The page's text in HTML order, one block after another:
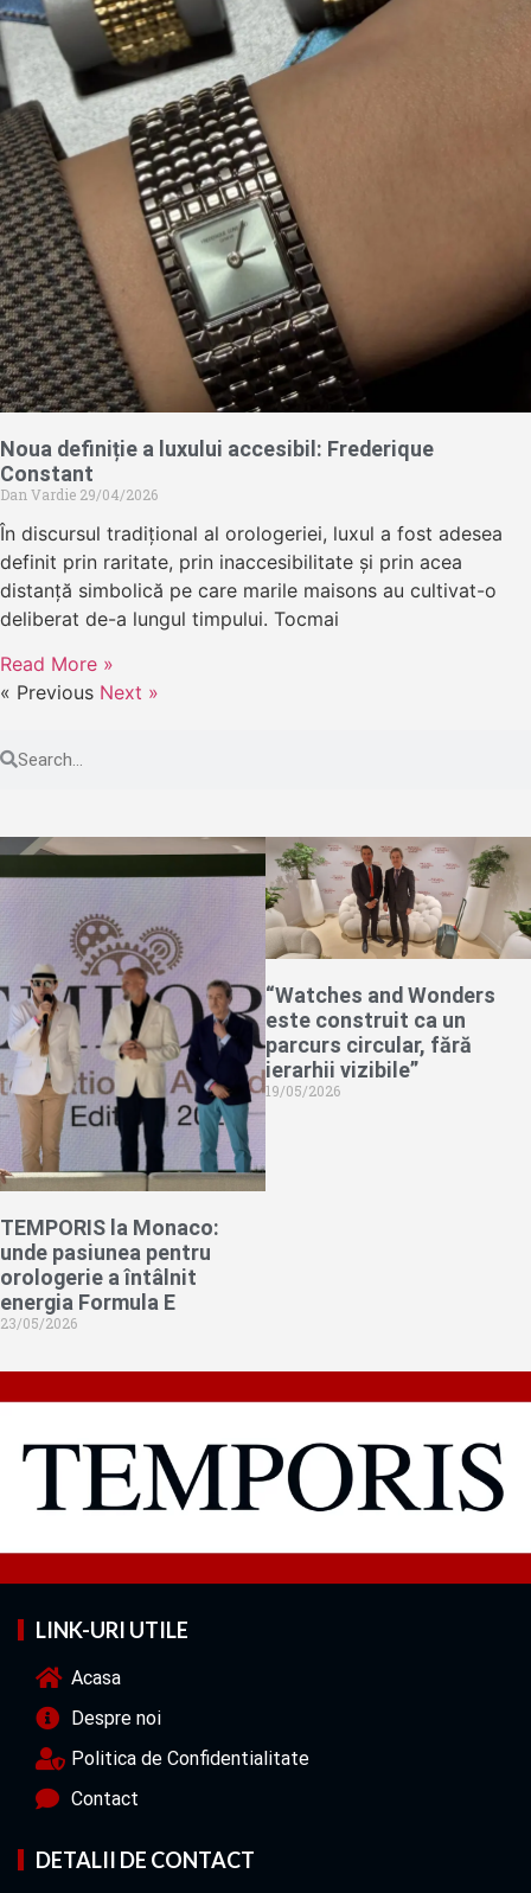
Noua definiție a luxului accesibil: Frederique
Constant
Dan Vardie 29/04/2026
În discursul tradițional al orologeriei, luxul a fost adesea
definit prin raritate, prin inaccesibilitate și prin acea
distanță simbolică pe care marile maisons au cultivat-o
deliberat de-a lungul timpului. Tocmai
Read More »
« Previous Next »
TEMPORIS la Monaco:
unde pasiunea pentru
orologerie a întâlnit
energia Formula E
23/05/2026
“Watches and Wonders
este construit ca un
parcurs circular, fără
ierarhii vizibile”
19/05/2026
LINK-URI UTILE
Acasa
Despre noi
Politica de Confidentialitate
Contact
DETALII DE CONTACT